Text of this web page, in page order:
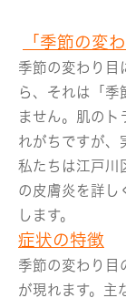
「季節の変
季節の変わり目
ら、それは「季
ません。肌のト
れがちですが、
私たちは江戸川
の皮膚炎を詳し
します。
症状の特徴
季節の変わり目
が現れます。主